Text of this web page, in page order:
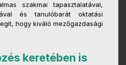
szakmai tapasztalatával,
és tanulóbarát oktatási
hogy kiváló mezőgazdasági
keretében is